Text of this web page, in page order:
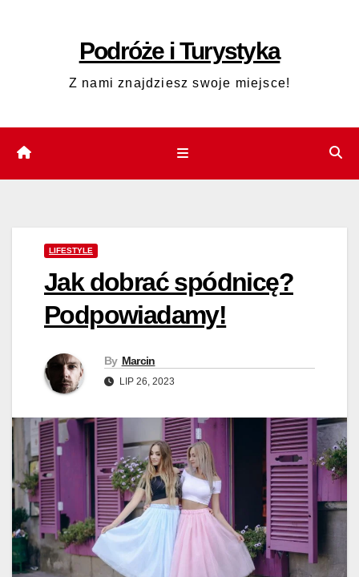
Podróże i Turystyka
Z nami znajdziesz swoje miejsce!
LIFESTYLE
Jak dobrać spódnicę?
Podpowiadamy!
By Marcin
LIP 26, 2023